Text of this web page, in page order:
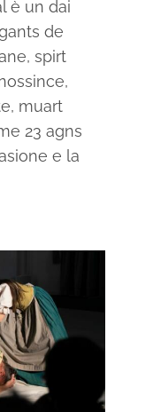
è un dai
de
spirt
muart
23 agns
e la